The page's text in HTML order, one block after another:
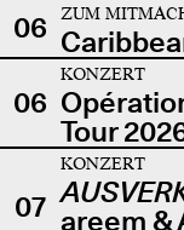
06
ZUM
06
KONZERT
Tour
07
KONZERT
areem &